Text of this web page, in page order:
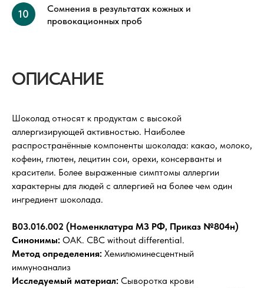
Сомнения в результатах кожных и
провокационных проб
ОПИСАНИЕ
Шоколад относят к продуктам с высокой
аллергизирующей активностью. Наиболее
распространённые компоненты шоколада: какао, молоко,
кофеин, глютен, лецитин сои, орехи, консерванты и
красители. Более выраженные симптомы аллергии
характерны для людей с аллергией на более чем один
ингредиент шоколада.
B03.016.002 (Номенклатура МЗ РФ, Приказ №804н)
Синонимы: ОАК. CBC without differential.
Метод определения: Хемилюминесцентный
иммуноанализ
Исследуемый материал: Сыворотка крови